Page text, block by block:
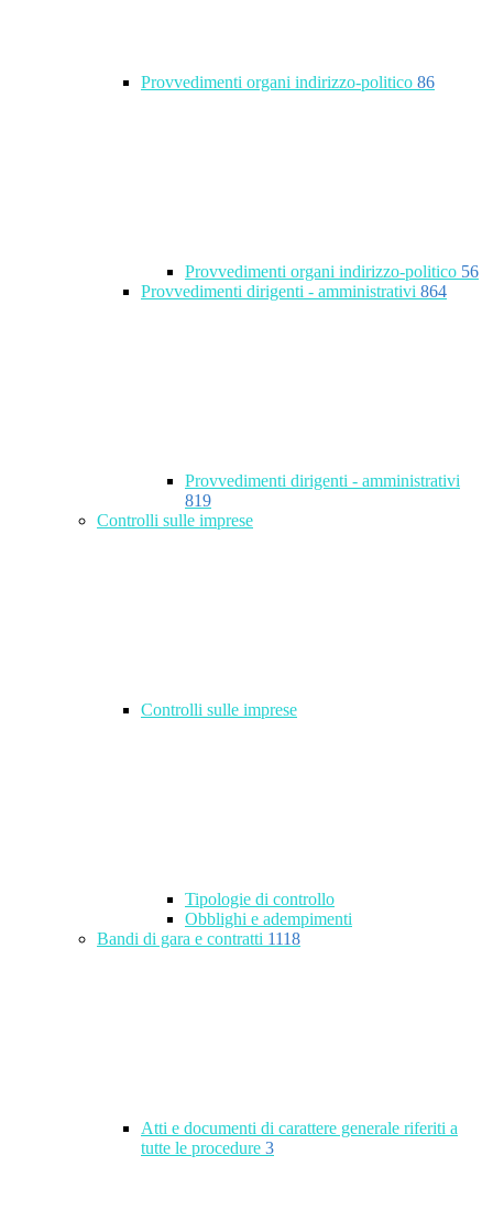
Provvedimenti organi indirizzo-politico 86
Provvedimenti organi indirizzo-politico 56
Provvedimenti dirigenti - amministrativi 864
Provvedimenti dirigenti - amministrativi
819
Controlli sulle imprese
Controlli sulle imprese
Tipologie di controllo
Obblighi e adempimenti
Bandi di gara e contratti 1118
Atti e documenti di carattere generale riferiti a
tutte le procedure 3